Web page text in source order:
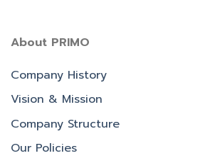
About PRIMO
Company History
Vision & Mission
Company Structure
Our Policies